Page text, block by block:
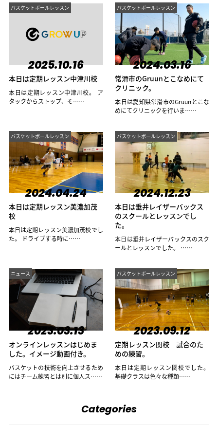
バスケットボールレッスン
2025.10.16
本日は定期レッスン中津川校
本日は定期レッスン中津川校。 ア
タックからストップ、そ……
バスケットボールレッスン
2024.03.16
常滑市のGruunとこなめにて
クリニック。
本日は愛知県常滑市のGruunとこな
めにてクリニックを行いま……
バスケットボールレッスン
2024.04.24
本日は定期レッスン美濃加茂
校
本日は定期レッスン美濃加茂校でし
た。 ドライブする時に……
バスケットボールレッスン
2024.12.23
本日は垂井レイザーバックス
のスクールとレッスンでし
た。
本日は垂井レイザーバックスのスク
ールとレッスンでした。 ……
ニュース
2023.03.13
オンラインレッスンはじめま
した。イメージ動画付き。
バスケットの技術を向上させるため
にはチーム練習とは別に個人ス……
バスケットボールレッスン
2023.09.12
定期レッスン関校 試合のた
めの練習。
本日は定期レッスン関校でした。
基礎クラスは色々な種類……
Categories